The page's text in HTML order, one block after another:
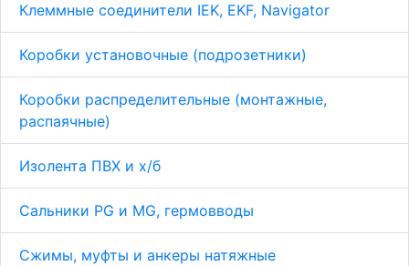
Клеммные соединители IEK, EKF, Navigator
Коробки установочные (подрозетники)
Коробки распределительные (монтажные,
распаячные)
Изолента ПВХ и х/б
Сальники PG и MG, гермовводы
Сжимы, муфты и анкеры натяжные